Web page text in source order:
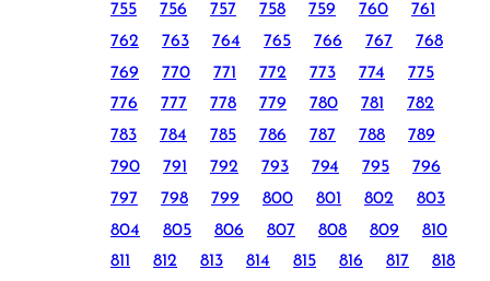
755
756 757 758 759 760
761
762
763 764 765 766 767
768
769
770 771 772 773 774
775
776
777 778 779 780 781
782
783
784 785 786 787 788
789
790
791 792 793 794 795
796
797
798 799 800 801 802
803
804
805 806 807 808 809
810
811
812 813 814 815 816 817
818